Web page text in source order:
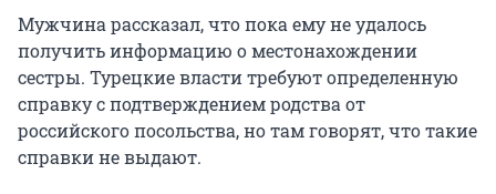
Мужчина рассказал, что пока ему не удалось
получить информацию о местонахождении
сестры. Турецкие власти требуют определенную
справку с подтверждением родства от
российского посольства, но там говорят, что такие
справки не выдают.